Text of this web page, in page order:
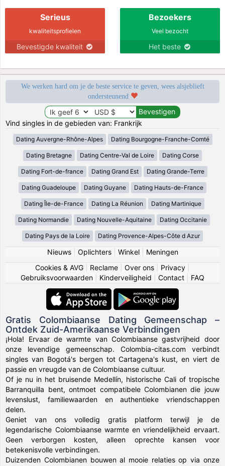
Serieus
kwaliteitsprofielen
Bevestigde kwaliteit
Bezoekers
Veel bezocht
Het beste
We werken hard om je de beste service te geven, wees alsjeblieft
ondersteunend
Vind singles in de gebieden van: Frankrijk
Dating Auvergne-Rhône-Alpes Dating Bourgogne-Franche-Comté
Dating Bretagne Dating Centre-Val de Loire Dating Corse
Dating Fort-de-france Dating Grand Est Dating Grande-Terre
Dating Guadeloupe Dating Guyane Dating Hauts-de-France
Dating Île-de-France Dating La Réunion Dating Martinique
Dating Normandie Dating Nouvelle-Aquitaine Dating Occitanie
Dating Pays de la Loire Dating Provence-Alpes-Côte d Azur
Nieuws| Oplichters| Winkel| Meningen
Cookies & AVG
Reclame Over ons Privacy
Gebruiksvoorwaarden
Kinderveiligheid Contact FAQ
Gratis Colombiaanse Dating Gemeenschap –
Ontdek Zuid-Amerikaanse Verbindingen
¡Hola! Ervaar de warmte van Colombiaanse gastvrijheid door
onze levendige gemeenschap. Colombia-citas.com verbindt
singles van Bogotá's bergen tot Cartagena's kust, en viert de
passie en vreugde van de Colombiaanse cultuur.
Of je nu in het bruisende Medellín, historische Cali of tropische
Barranquilla bent, ontmoet compatibele Colombianen die jouw
levenslust, familiewaarden en authentieke vriendschappen
delen.
Geniet van ons volledig gratis platform terwijl je de
legendarische Colombiaanse warmte en vriendelijkheid ervaart.
Geen verborgen kosten, alleen oprechte kansen voor
betekenisvolle verbindingen.
Duizenden Colombianen bouwen al mooie relaties op via onze